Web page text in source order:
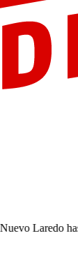
Laredo